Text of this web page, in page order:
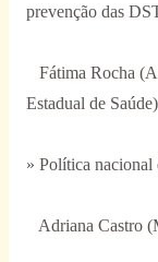
prevenção das
Fátima Rocha
Estadual de Saúde)
» Política nacional
Adriana Castro